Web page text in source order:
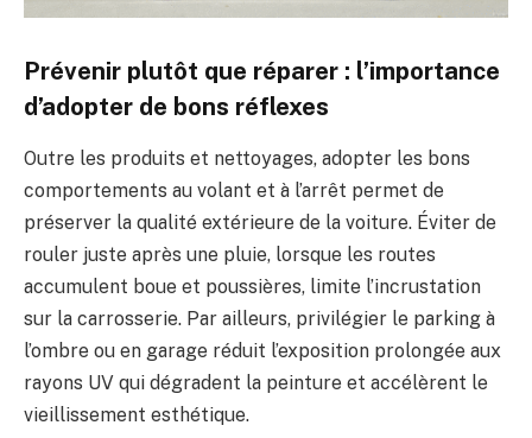
Prévenir plutôt que réparer : l’importance
d’adopter de bons réflexes
Outre les produits et nettoyages, adopter les bons
comportements au volant et à l’arrêt permet de
préserver la qualité extérieure de la voiture. Éviter de
rouler juste après une pluie, lorsque les routes
accumulent boue et poussières, limite l’incrustation
sur la carrosserie. Par ailleurs, privilégier le parking à
l’ombre ou en garage réduit l’exposition prolongée aux
rayons UV qui dégradent la peinture et accélèrent le
vieillissement esthétique.